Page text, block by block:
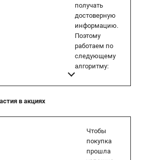
получать
достоверную
информацию.
Поэтому
работаем по
следующему
алгоритму:
в акциях
Чтобы
покупка
прошла